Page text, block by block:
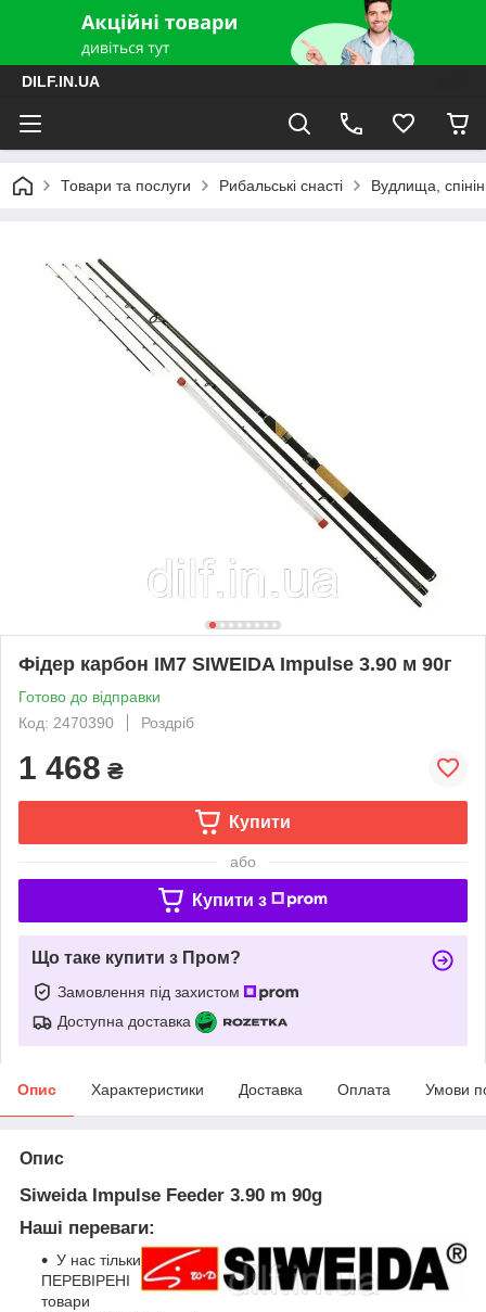
DILF.IN.UA
Товари та послуги Рибальські снасті Вудлища,
Фідер карбон IM7 SIWEIDA Impulse 3.90 м 90г
Готово до відправки
Код: 2470390
Роздріб
1 468 ₴
Купити
або
Купити з
Що таке купити з Пром?
Замовлення під захистом
Доступна доставка
Опис Характеристики Доставка Оплата Умови
Опис
Siweida Impulse Feeder 3.90 m 90g
Наші переваги:
У нас тільки
ПЕРЕВІРЕНІ
товари